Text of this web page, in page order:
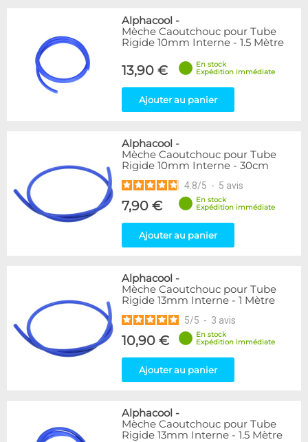
Alphacool -
Mèche Caoutchouc pour Tube
Rigide 10mm Interne - 1.5 Mètre
13,90 €
En stock
Expédition immédiate
Ajouter au panier
Alphacool -
Mèche Caoutchouc pour Tube
Rigide 10mm Interne - 30cm
4.8/5 - 5 avis
7,90 €
En stock
Expédition immédiate
Ajouter au panier
Alphacool -
Mèche Caoutchouc pour Tube
Rigide 13mm Interne - 1 Mètre
5/5 - 3 avis
10,90 €
En stock
Expédition immédiate
Ajouter au panier
Alphacool -
Mèche Caoutchouc pour Tube
Rigide 13mm Interne - 1.5 Mètre